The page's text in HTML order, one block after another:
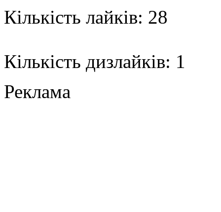
Кількість лайків: 28
Кількість дизлайків: 1
Реклама